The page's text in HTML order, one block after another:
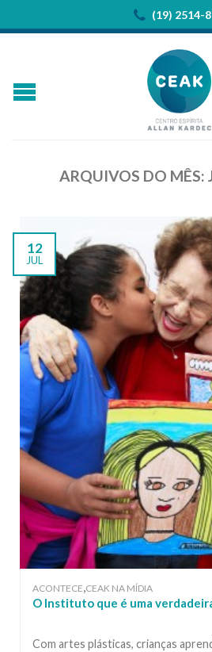
(19) 2514-
ARQUIVOS DO MÊS:
12
JUL
ACONTECE,CEAK NA MÍDIA
O Instituto que é uma
Com artes plásticas, crianças